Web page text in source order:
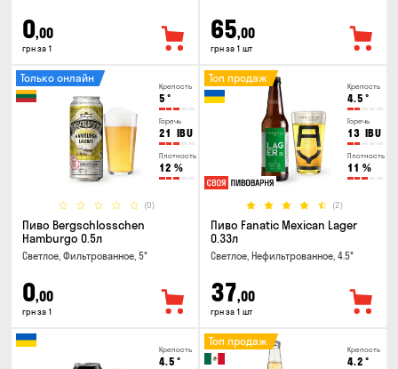
0,00
грн за 1
65,00
грн за 1 шт
Крепость
5 °
Горечь
21 IBU
Плотность
12 %
(0)
Только онлайн
Пиво Bergschlosschen
Hamburgo 0.5л
Светлое, Фильтрованное, 5°
0,00
грн за 1
Крепость
4.5 °
Горечь
13 IBU
Плотность
11 %
(2)
Топ продаж
Пиво Fanatic Mexican Lager
0.33л
Светлое, Нефильтрованное, 4.5°
37,00
грн за 1 шт
Крепость
4.5 °
Крепость
4.2 °
Топ продаж